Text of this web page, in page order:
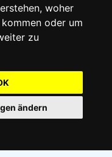
woher
oder um
zu
ändern